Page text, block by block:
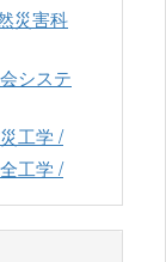
災害科
システ
工学 /
工学 /